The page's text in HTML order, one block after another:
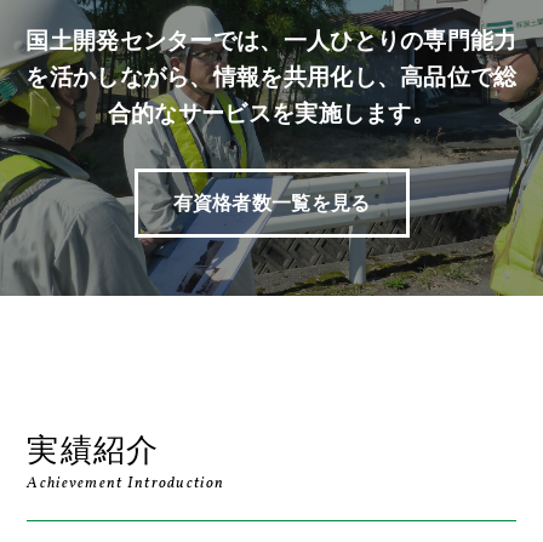
国土開発センターでは、一人ひとりの専門能力
を活かしながら、情報を共用化し、高品位で総
合的なサービスを実施します。
有資格者数一覧を見る
実績紹介
Achievement Introduction